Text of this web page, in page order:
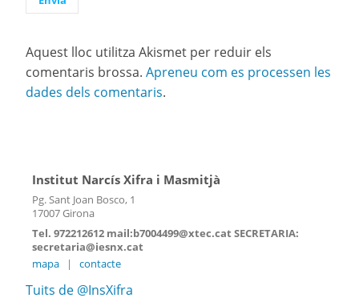
Aquest lloc utilitza Akismet per reduir els
comentaris brossa. Apreneu com es processen les
dades dels comentaris.
Institut Narcís Xifra i Masmitjà
Pg. Sant Joan Bosco, 1
17007 Girona
Tel. 972212612 mail:b7004499@xtec.cat SECRETARIA:
secretaria@iesnx.cat
mapa
| contacte
Tuits de @InsXifra